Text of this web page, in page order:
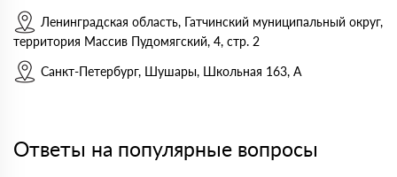
Ленинградская область, Гатчинский муниципальный округ,
территория Массив Пудомягский, 4, стр. 2
Санкт-Петербург, Шушары, Школьная 163, А
Ответы на популярные вопросы